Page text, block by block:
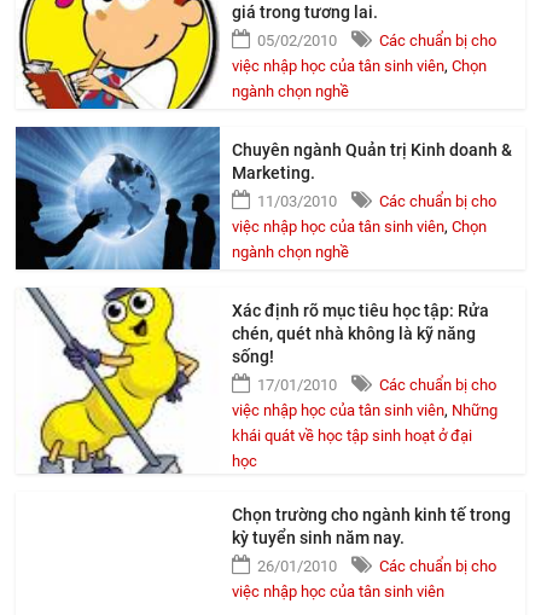
giá trong tương lai.
05/02/2010
Các chuẩn bị cho
việc nhập học của tân sinh viên, Chọn
ngành chọn nghề
Chuyên ngành Quản trị Kinh doanh &
Marketing.
11/03/2010
Các chuẩn bị cho
việc nhập học của tân sinh viên, Chọn
ngành chọn nghề
Xác định rõ mục tiêu học tập: Rửa
chén, quét nhà không là kỹ năng
sống!
17/01/2010
Các chuẩn bị cho
việc nhập học của tân sinh viên, Những
khái quát về học tập sinh hoạt ở đại
học
Chọn trường cho ngành kinh tế trong
kỳ tuyển sinh năm nay.
26/01/2010
Các chuẩn bị cho
việc nhập học của tân sinh viên